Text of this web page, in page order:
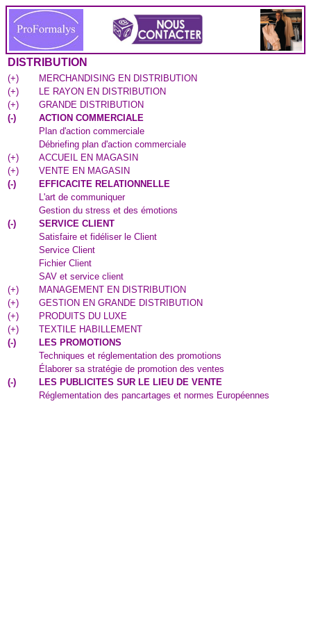
DISTRIBUTION
(+)
MERCHANDISING EN DISTRIBUTION
(+)
LE RAYON EN DISTRIBUTION
(+)
GRANDE DISTRIBUTION
(-)
ACTION COMMERCIALE
Plan d'action commerciale
Débriefing plan d'action commerciale
(+)
ACCUEIL EN MAGASIN
(+)
VENTE EN MAGASIN
(-)
EFFICACITE RELATIONNELLE
L'art de communiquer
Gestion du stress et des émotions
(-)
SERVICE CLIENT
Satisfaire et fidéliser le Client
Service Client
Fichier Client
SAV et service client
(+)
MANAGEMENT EN DISTRIBUTION
(+)
GESTION EN GRANDE DISTRIBUTION
(+)
PRODUITS DU LUXE
(+)
TEXTILE HABILLEMENT
(-)
LES PROMOTIONS
Techniques et réglementation des promotions
Élaborer sa stratégie de promotion des ventes
(-)
LES PUBLICITES SUR LE LIEU DE VENTE
Réglementation des pancartages et normes Européennes